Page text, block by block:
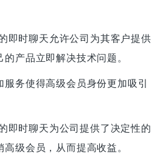
时聊天允许公司为其客户提供
产品立即解决技术问题。
服务使得高级会员身份更加吸引
时聊天为公司提供了决定性的
级会员，从而提高收益。